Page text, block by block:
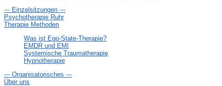
--- Einzelsitzungen ---
Psychotherapie Ruhr
Therapie Methoden
Was ist Ego-State-Therapie?
EMDR und EMI
Systemische Traumatherapie
Hypnotherapie
--- Organisatorisches ---
Über uns